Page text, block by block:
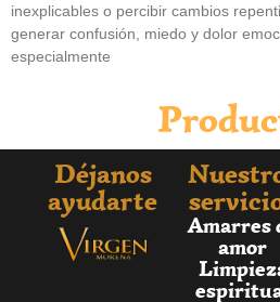
inexplicables o percibir cambios
generar confusión, miedo y dolor
especialmente
Déjanos
ayudarte
Amarres
amor